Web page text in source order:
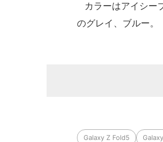
カラーはアイシー
のグレイ、ブルー。
Galaxy Z Fold5